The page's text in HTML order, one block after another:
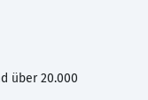
über 20.000